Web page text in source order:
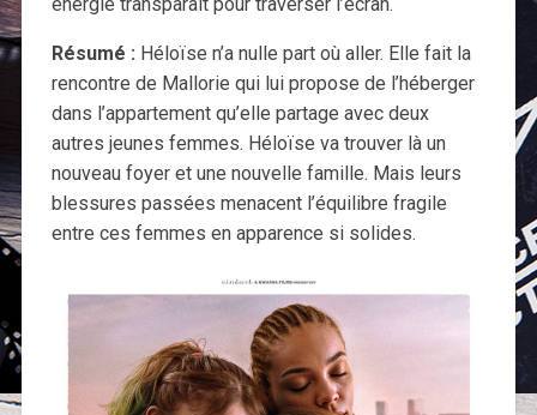
Résumé : Héloïse n’a nulle part où aller. Elle fait la
rencontre de Mallorie qui lui propose de l’héberger
dans l’appartement qu’elle partage avec deux
autres jeunes femmes. Héloïse va trouver là un
nouveau foyer et une nouvelle famille. Mais leurs
blessures passées menacent l’équilibre fragile
entre ces femmes en apparence si solides.